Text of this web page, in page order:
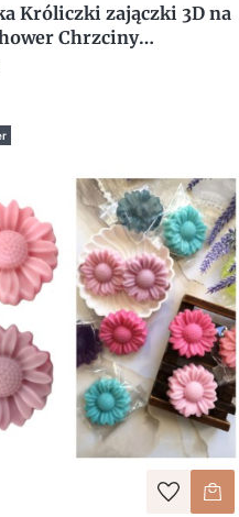
Króliczki zajączki 3D na
Chrzciny
dla Gości Uroczy